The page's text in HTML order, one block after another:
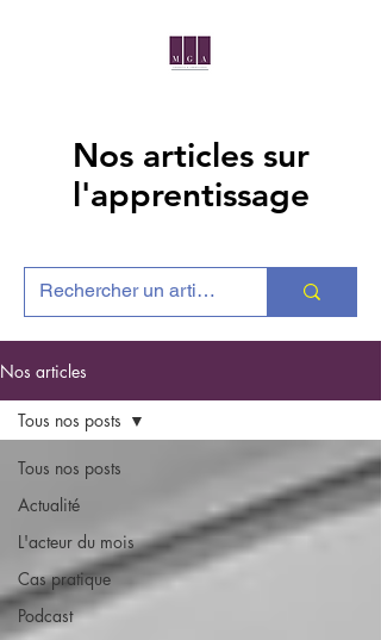
Nos articles sur
l'apprentissage
Nos articles
Tous nos posts
Actualité
L'acteur du mois
Cas pratique
Podcast
Tous nos posts